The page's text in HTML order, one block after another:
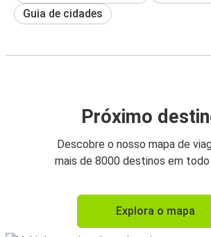
Guia de cidades
Próximo
Descobre o nosso mapa de
mais de 8000 destinos em todo
Explora o mapa